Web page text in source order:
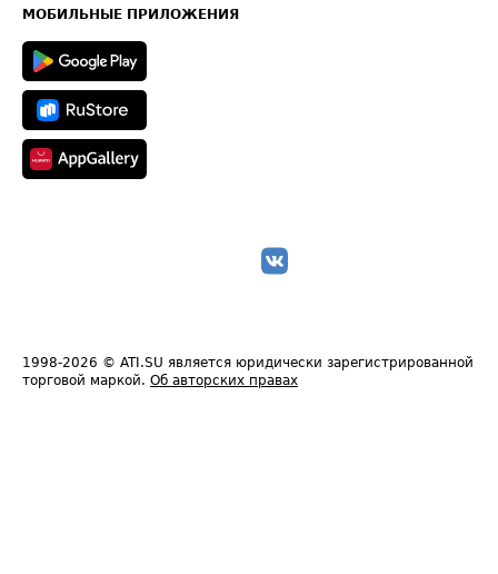
Техническая информация
МОБИЛЬНЫЕ ПРИЛОЖЕНИЯ
1998-2026 © ATI.SU является юридически зарегистрированной
торговой маркой. Об авторских правах